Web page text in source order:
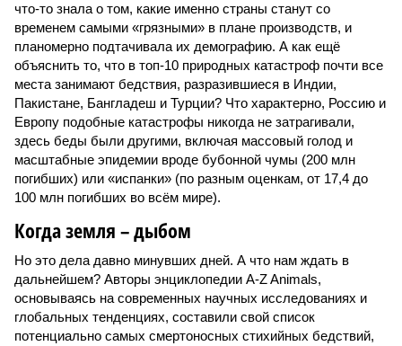
что-то знала о том, какие именно страны станут со
временем самыми «грязными» в плане производств, и
планомерно подтачивала их демографию. А как ещё
объяснить то, что в топ-10 природных катастроф почти все
места занимают бедствия, разразившиеся в Индии,
Пакистане, Бангладеш и Турции? Что характерно, Россию и
Европу подобные катастрофы никогда не затрагивали,
здесь беды были другими, включая массовый голод и
масштабные эпидемии вроде бубонной чумы (200 млн
погибших) или «испанки» (по разным оценкам, от 17,4 до
100 млн погибших во всём мире).
Когда земля – дыбом
Но это дела давно минувших дней. А что нам ждать в
дальнейшем? Авторы энциклопедии A-Z Animals,
основываясь на современных научных исследованиях и
глобальных тенденциях, составили свой список
потенциально самых смертоносных стихийных бедствий,